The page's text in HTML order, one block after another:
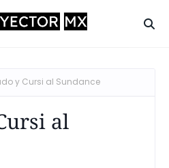
y Cursi al Sundance
al